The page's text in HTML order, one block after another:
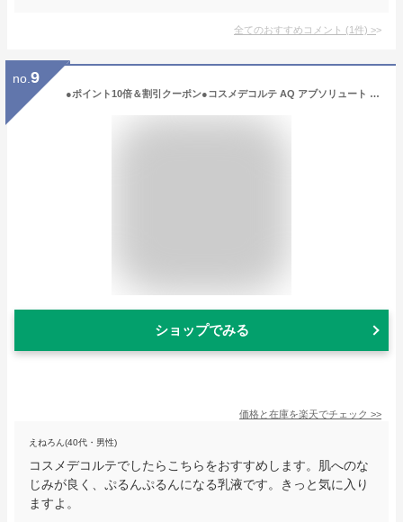
全てのおすすめコメント (1件) >
no. 9
●ポイント10倍＆割引クーポン●コスメデコルテ AQ アブソリュート エマルジョン マイクロラディアンス #I 200ml【宅配便送料無料】 ギフト 誕生日 プレゼント 15時までの決済確認で即日発送！
ショップでみる
価格と在庫を楽天でチェック >>
えねろん(40代・男性)
コスメデコルテでしたらこちらをおすすめします。肌へのな
じみが良く、ぷるんぷるんになる乳液です。きっと気に入り
ますよ。